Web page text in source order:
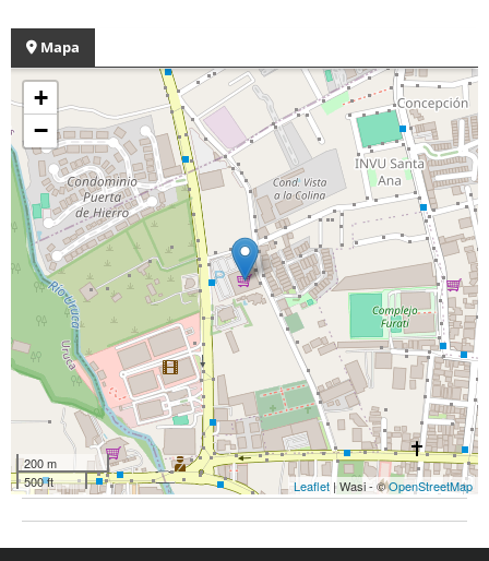
Mapa
+
−
200 m
500 ft
Leaflet | Wasi - ©OpenStreetMap